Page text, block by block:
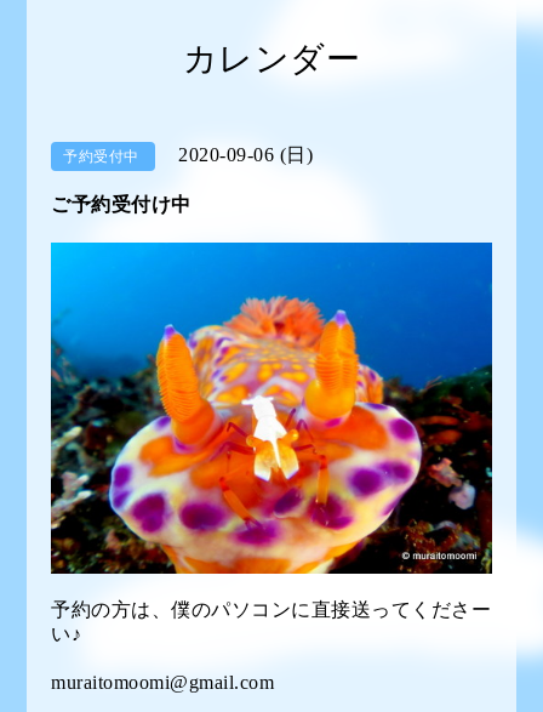
カレンダー
予約受付中 2020-09-06 (日)
ご予約受付け中
予約の方は、僕のパソコンに直接送ってくださー
い♪
muraitomoomi@gmail.com